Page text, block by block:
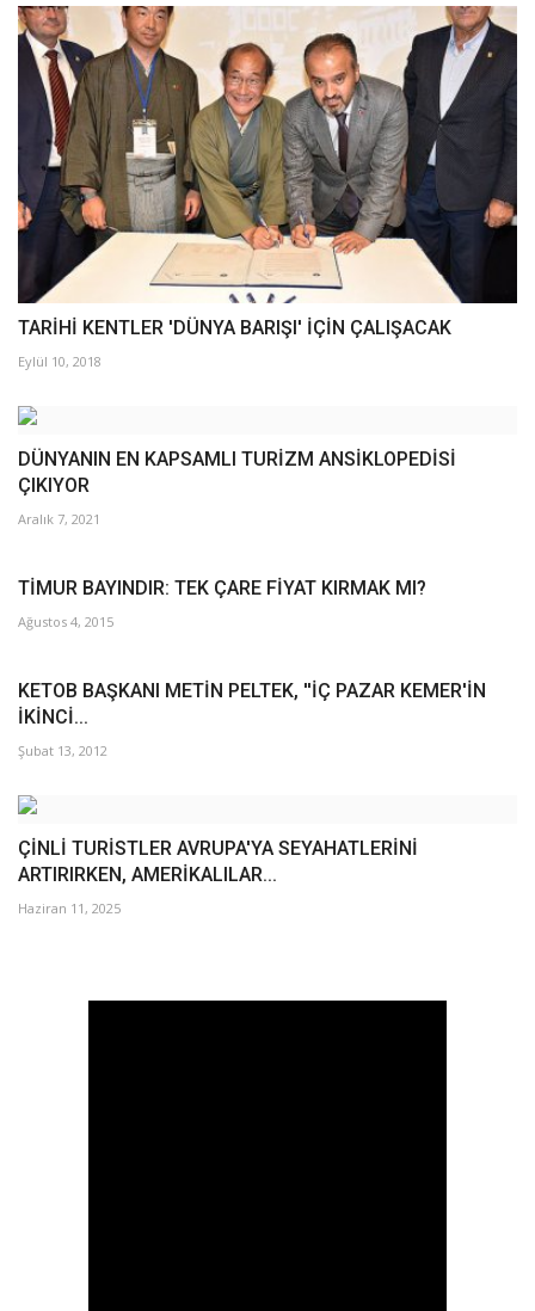
TARİHİ KENTLER 'DÜNYA BARIŞI' İÇİN ÇALIŞACAK
Eylül 10, 2018
DÜNYANIN EN KAPSAMLI TURİZM ANSİKLOPEDİSİ
ÇIKIYOR
Aralık 7, 2021
TİMUR BAYINDIR: TEK ÇARE FİYAT KIRMAK MI?
Ağustos 4, 2015
KETOB BAŞKANI METİN PELTEK, ''İÇ PAZAR KEMER'İN
İKİNCİ...
Şubat 13, 2012
ÇİNLİ TURİSTLER AVRUPA'YA SEYAHATLERİNİ
ARTIRIRKEN, AMERİKALILAR...
Haziran 11, 2025